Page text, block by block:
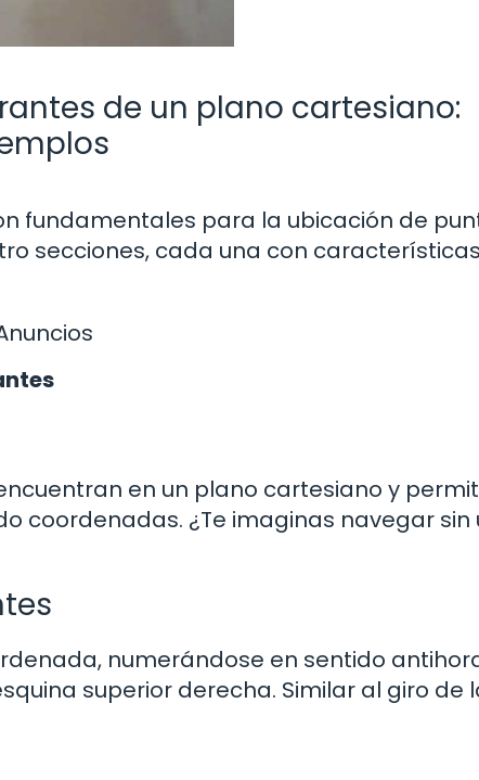
de un plano cartesiano:
fundamentales para la ubicación de
secciones, cada una con
en un plano cartesiano y
coordenadas. ¿Te imaginas navegar sin
numerándose en sentido
superior derecha. Similar al giro de